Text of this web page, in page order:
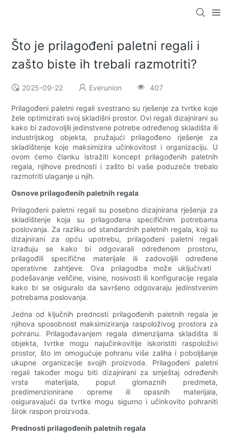
Što je prilagođeni paletni regali i
zašto biste ih trebali razmotriti?
2025-09-22 Everunion 407
Prilagođeni paletni regali svestrano su rješenje za tvrtke koje
žele optimizirati svoj skladišni prostor. Ovi regali dizajnirani su
kako bi zadovoljili jedinstvene potrebe određenog skladišta ili
industrijskog objekta, pružajući prilagođeno rješenje za
skladištenje koje maksimizira učinkovitost i organizaciju. U
ovom ćemo članku istražiti koncept prilagođenih paletnih
regala, njihove prednosti i zašto bi vaše poduzeće trebalo
razmotriti ulaganje u njih.
Osnove prilagođenih paletnih regala
Prilagođeni paletni regali su posebno dizajnirana rješenja za
skladištenje koja su prilagođena specifičnim potrebama
poslovanja. Za razliku od standardnih paletnih regala, koji su
dizajnirani za opću upotrebu, prilagođeni paletni regali
izrađuju se kako bi odgovarali određenom prostoru,
prilagođili specifične materijale ili zadovoljili određene
operativne zahtjeve. Ova prilagodba može uključivati ​​
podešavanje veličine, visine, nosivosti ili konfiguracije regala
kako bi se osiguralo da savršeno odgovaraju jedinstvenim
potrebama poslovanja.
Jedna od ključnih prednosti prilagođenih paletnih regala je
njihova sposobnost maksimiziranja raspoloživog prostora za
pohranu. Prilagođavanjem regala dimenzijama skladišta ili
objekta, tvrtke mogu najučinkovitije iskoristiti raspoloživi
prostor, što im omogućuje pohranu više zaliha i poboljšanje
ukupne organizacije svojih proizvoda. Prilagođeni paletni
regali također mogu biti dizajnirani za smještaj određenih
vrsta materijala, poput glomaznih predmeta,
predimenzionirane opreme ili opasnih materijala,
osiguravajući da tvrtke mogu sigurno i učinkovito pohraniti
širok raspon proizvoda.
Prednosti prilagođenih paletnih regala